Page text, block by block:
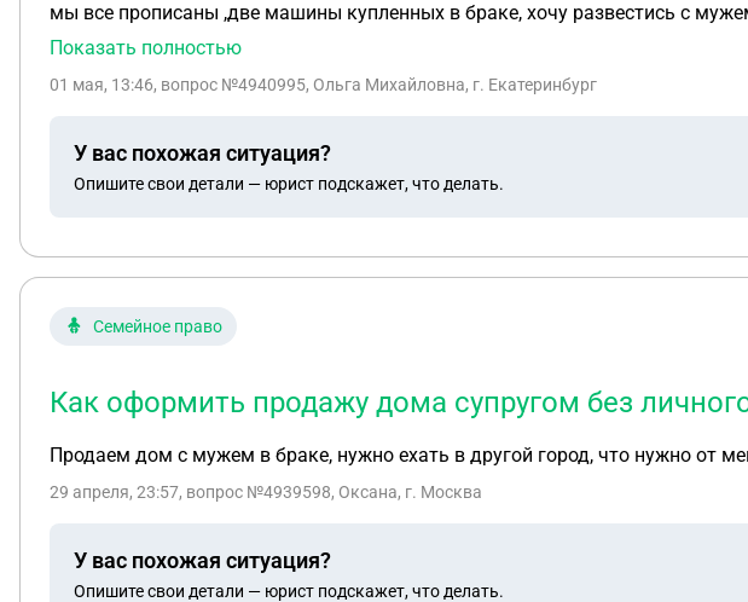
мы все прописаны ,две машины купленных в браке, хочу развестись с
понимаю куда идти
Показать полностью
01 мая, 13:46, вопрос №4940995, Ольга Михайловна, г. Екатеринбург
У вас похожая ситуация?
Опишите свои детали — юрист подскажет, что делать.
Семейное право
Как оформить продажу дома супругом без
Продаем дом с мужем в браке, нужно ехать в другой город, что нужно от
29 апреля, 23:57, вопрос №4939598, Оксана, г. Москва
У вас похожая ситуация?
Опишите свои детали — юрист подскажет, что делать.